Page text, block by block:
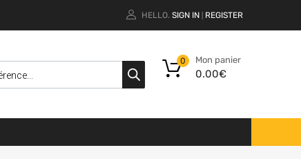
HELLO. SIGN IN REGISTER
Mon panier
0.00€
0